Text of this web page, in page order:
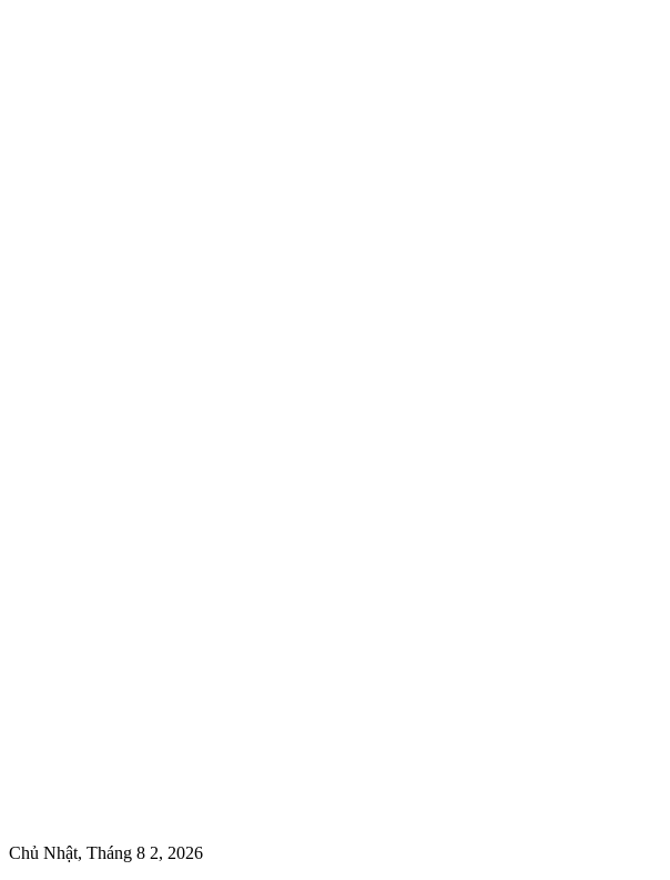
Chủ Nhật, Tháng 8 2, 2026